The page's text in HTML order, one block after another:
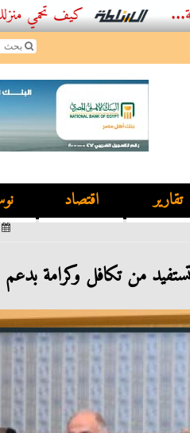
كيف تحمي منزلك من
تقارير اقتصاد